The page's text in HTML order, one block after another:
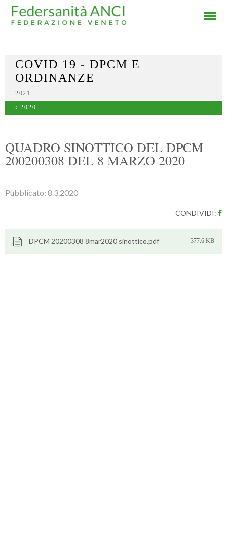
COVID 19 - DPCM E
ORDINANZE
2021
‹ 2020
QUADRO SINOTTICO DEL DPCM
200200308 DEL 8 MARZO 2020
Pubblicato: 8.3.2020
CONDIVIDI:
DPCM 20200308 8mar2020 sinottico.pdf 377.6 KB